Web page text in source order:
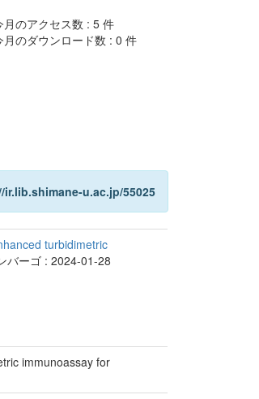
月のアクセス数 :5 件
月のダウンロード数 :0 件
u.ac.jp/55025
turbidimetric
バーゴ : 2024-01-28
immunoassay for